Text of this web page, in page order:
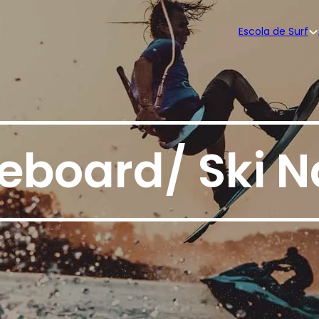
Escola de Surf
Ski